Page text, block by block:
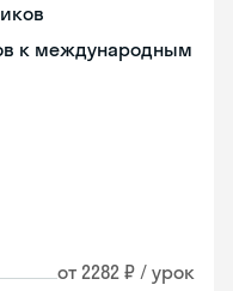
к международным
от 2282 ₽ / урок